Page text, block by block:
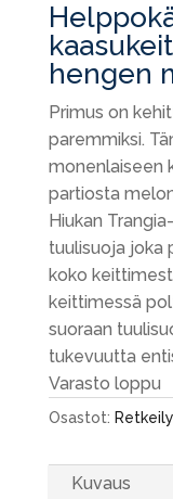
hengen
Primus on
paremmiksi.
monenlaiseen
partiosta
Hiukan
tuulisuoja joka
koko
keittimessä
suoraan
tukevuutta
Varasto loppu
Osastot: Retkeily,
Kuvaus